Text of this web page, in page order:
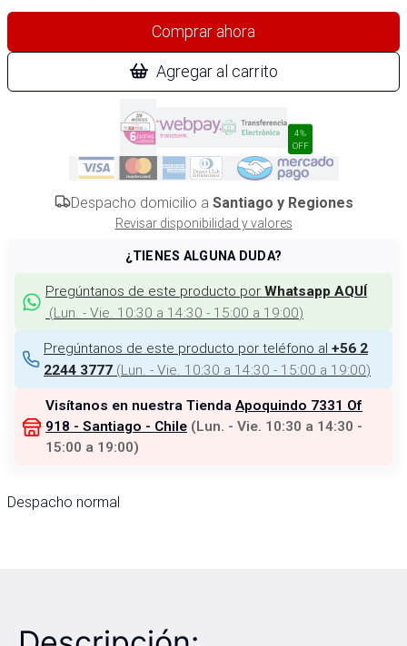
Comprar ahora
Agregar al carrito
4%
OFF
Despacho domicilio a Santiago y Regiones
Revisar disponibilidad y valores
¿TIENES ALGUNA DUDA?
Pregúntanos de este producto por Whatsapp AQUÍ
(Lun. - Vie. 10:30 a 14:30 - 15:00 a 19:00)
Pregúntanos de este producto por teléfono al +56 2
2244 3777 (Lun. - Vie. 10:30 a 14:30 - 15:00 a 19:00)
Visítanos en nuestra Tienda Apoquindo 7331 Of
918 - Santiago - Chile (Lun. - Vie. 10:30 a 14:30 -
15:00 a 19:00)
Despacho normal